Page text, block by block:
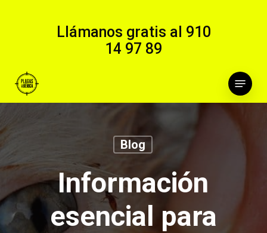
Llámanos gratis al 910
14 97 89
Menu
Blog
Información
esencial para